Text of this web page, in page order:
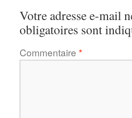
Votre adresse e-mail
obligatoires sont
Commentaire *